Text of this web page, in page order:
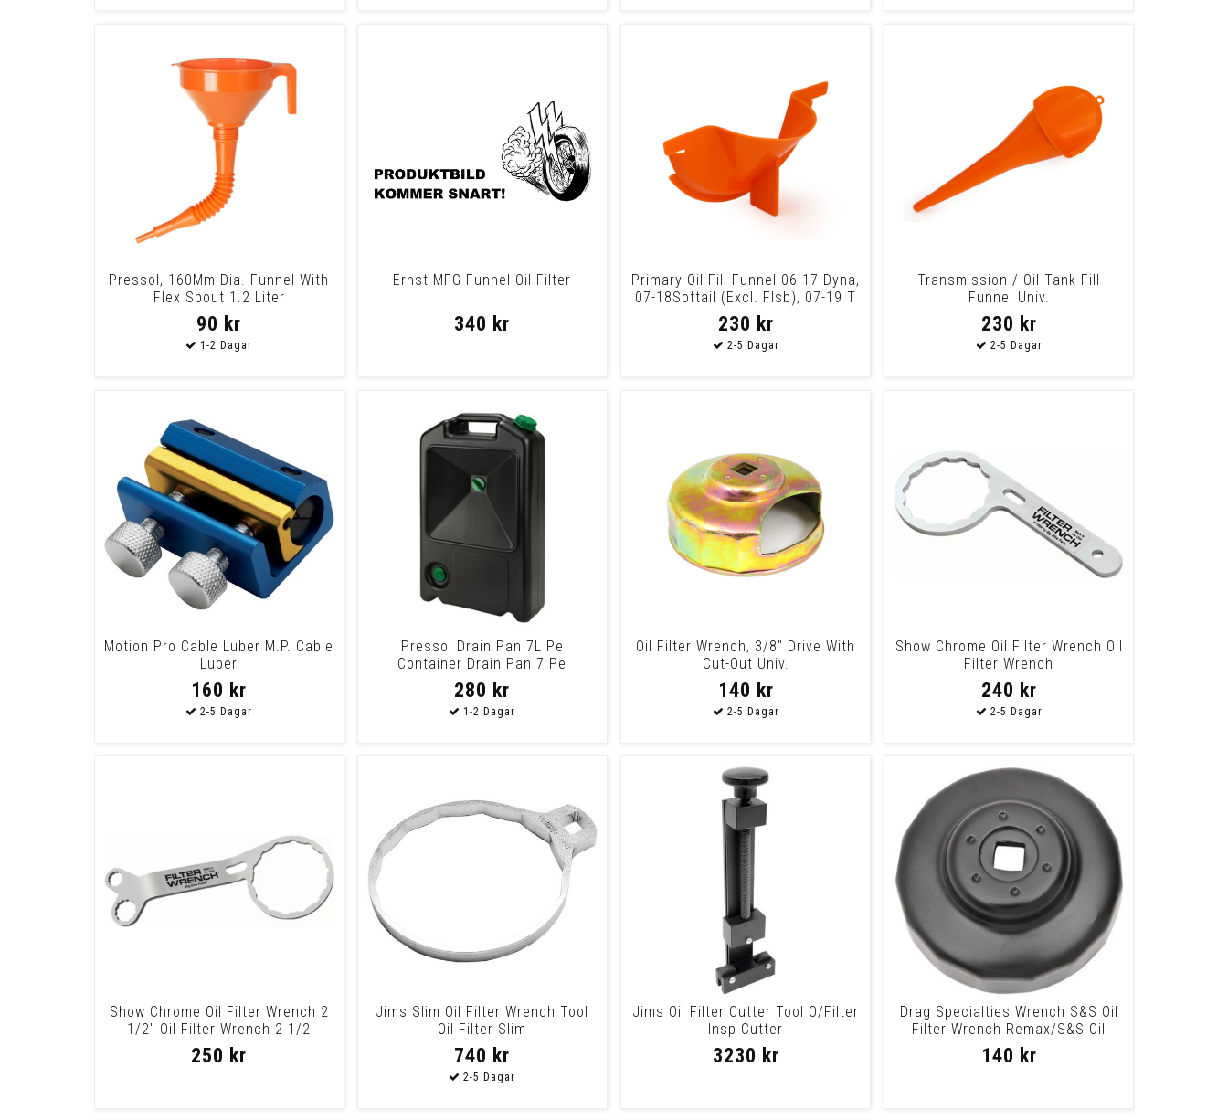
Pressol, 160Mm Dia. Funnel With
Flex Spout 1.2 Liter
90 kr
Ernst MFG Funnel Oil Filter
340 kr
Primary Oil Fill Funnel 06-17 Dyna,
07-18Softail (Excl. Flsb), 07-19 T
230 kr
Transmission / Oil Tank Fill
Funnel Univ.
230 kr
Motion Pro Cable Luber M.P. Cable
Luber
160 kr
Pressol Drain Pan 7L Pe
Container Drain Pan 7 Pe
Container
280 kr
Oil Filter Wrench, 3/8" Drive With
Cut-Out Univ.
140 kr
Show Chrome Oil Filter Wrench Oil
Filter Wrench
240 kr
Show Chrome Oil Filter Wrench 2
1/2" Oil Filter Wrench 2 1/2
250 kr
Jims Slim Oil Filter Wrench Tool
Oil Filter Slim
740 kr
Jims Oil Filter Cutter Tool O/Filter
Insp Cutter
3230 kr
Drag Specialties Wrench S&S Oil
Filter Wrench Remax/S&S Oil
Filter
140 kr